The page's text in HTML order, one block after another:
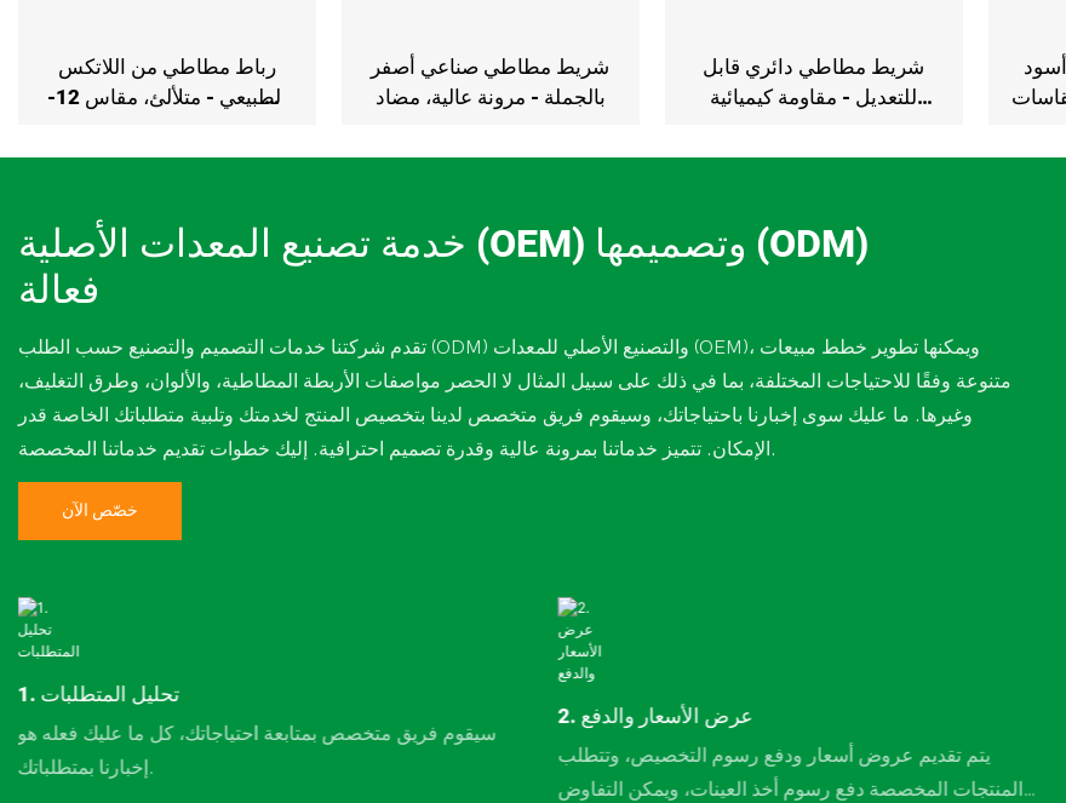
رباط مطاطي من اللاتكس
الطبيعي - متلألئ، مقاس 12-
شريط مطاطي صناعي أصفر
بالجملة - مرونة عالية، مضاد
شريط مطاطي دائري قابل
للتعديل - مقاومة كيميائية
خدمة تصنيع المعدات الأصلية (OEM) وتصميمها (ODM)
فعالة
تقدم شركتنا خدمات التصميم والتصنيع حسب الطلب (ODM) والتصنيع الأصلي للمعدات (OEM)، ويمكنها تطوير خطط مبيعات
متنوعة وفقًا للاحتياجات المختلفة، بما في ذلك على سبيل المثال لا الحصر مواصفات الأربطة المطاطية، والألوان، وطرق التغليف،
وغيرها. ما عليك سوى إخبارنا باحتياجاتك، وسيقوم فريق متخصص لدينا بتخصيص المنتج لخدمتك وتلبية متطلباتك الخاصة قدر
الإمكان. تتميز خدماتنا بمرونة عالية وقدرة تصميم احترافية. إليك خطوات تقديم خدماتنا المخصصة.
خصّص الآن
1. تحليل المتطلبات
سيقوم فريق متخصص بمتابعة احتياجاتك، كل ما عليك فعله هو
إخبارنا بمتطلباتك.
2. عرض الأسعار والدفع
يتم تقديم عروض أسعار ودفع رسوم التخصيص، وتتطلب
المنتجات المخصصة دفع رسوم أخذ العينات، ويمكن التفاوض